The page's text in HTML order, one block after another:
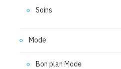
Soins
Mode
Bon plan Mode